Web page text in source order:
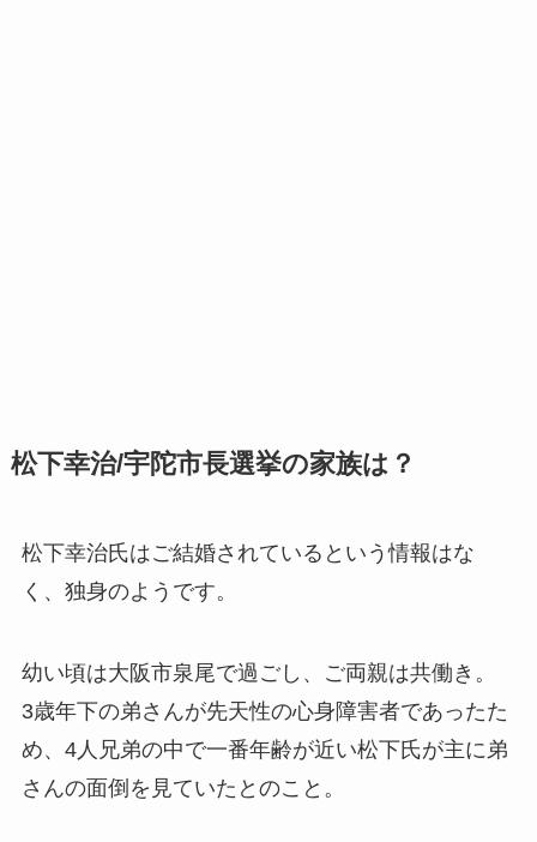
松下幸治/宇陀市長選挙の家族は？
松下幸治氏はご結婚されているという情報はな
く、独身のようです。
幼い頃は大阪市泉尾で過ごし、ご両親は共働き。
3歳年下の弟さんが先天性の心身障害者であったた
め、4人兄弟の中で一番年齢が近い松下氏が主に弟
さんの面倒を見ていたとのこと。